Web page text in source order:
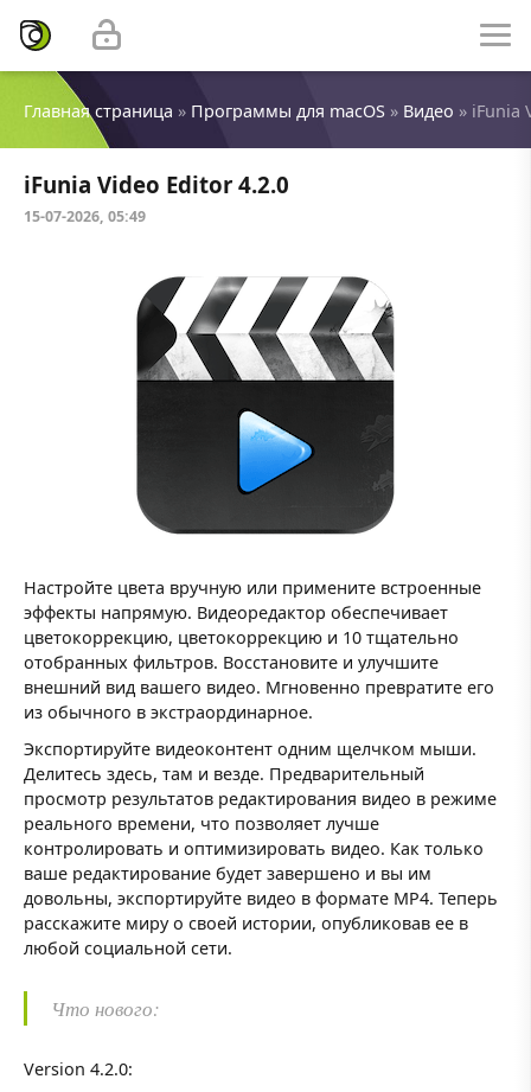
Главная страница » Программы для macOS » Видео » iFunia
iFunia Video Editor 4.2.0
15-07-2026, 05:49
Настройте цвета вручную или примените встроенные
эффекты напрямую. Видеоредактор обеспечивает
цветокоррекцию, цветокоррекцию и 10 тщательно
отобранных фильтров. Восстановите и улучшите
внешний вид вашего видео. Мгновенно превратите его
из обычного в экстраординарное.
Экспортируйте видеоконтент одним щелчком мыши.
Делитесь здесь, там и везде. Предварительный
просмотр результатов редактирования видео в режиме
реального времени, что позволяет лучше
контролировать и оптимизировать видео. Как только
ваше редактирование будет завершено и вы им
довольны, экспортируйте видео в формате MP4. Теперь
расскажите миру о своей истории, опубликовав ее в
любой социальной сети.
Что нового:
Version 4.2.0: